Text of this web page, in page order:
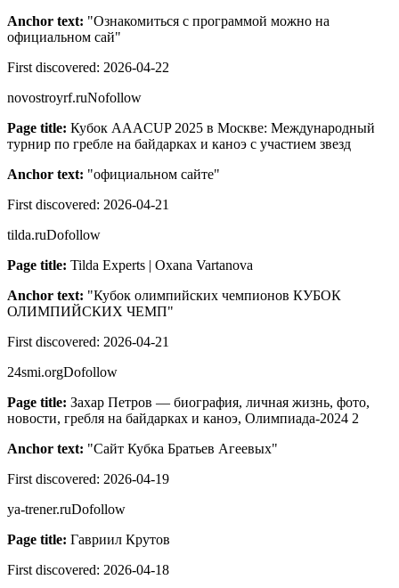
Anchor text: "Ознакомиться с программой можно на
официальном сай"
First discovered: 2026-04-22
novostroyrf.ruNofollow
Page title: Кубок AAACUP 2025 в Москве: Международный
турнир по гребле на байдарках и каноэ с участием звезд
Anchor text: "официальном сайте"
First discovered: 2026-04-21
tilda.ruDofollow
Page title: Tilda Experts | Oxana Vartanova
Anchor text: "Кубок олимпийских чемпионов КУБОК
ОЛИМПИЙСКИХ ЧЕМП"
First discovered: 2026-04-21
24smi.orgDofollow
Page title: Захар Петров — биография, личная жизнь, фото,
новости, гребля на байдарках и каноэ, Олимпиада-2024 2
Anchor text: "Сайт Кубка Братьев Агеевых"
First discovered: 2026-04-19
ya-trener.ruDofollow
Page title: Гавриил Крутов
First discovered: 2026-04-18